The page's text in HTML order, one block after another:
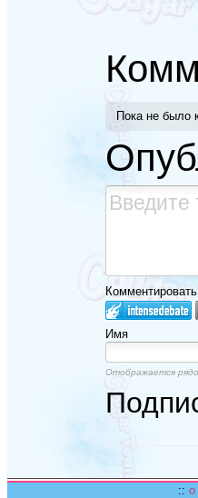
Пока не было
Имя
Отображается
:: о